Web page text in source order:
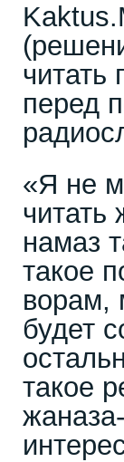
читать
перед
«Я не
читать
намаз
такое
ворам,
будет
такое